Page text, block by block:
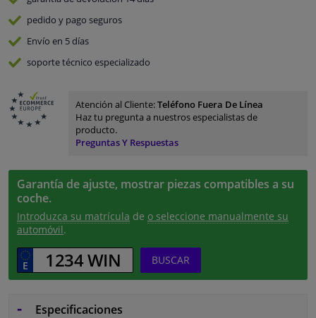
pedido y pago seguros
Envío en 5 días
soporte técnico especializado
Atención al Cliente:Teléfono Fuera De Línea
Haz tu pregunta a nuestros especialistas de
producto.
Preguntas Y Respuestas
Garantía de ajuste, mostrar piezas compatibles a su
coche.
Introduzca su matrícula de o seleccione manualmente su
automóvil.
BUSCAR
Especificaciones